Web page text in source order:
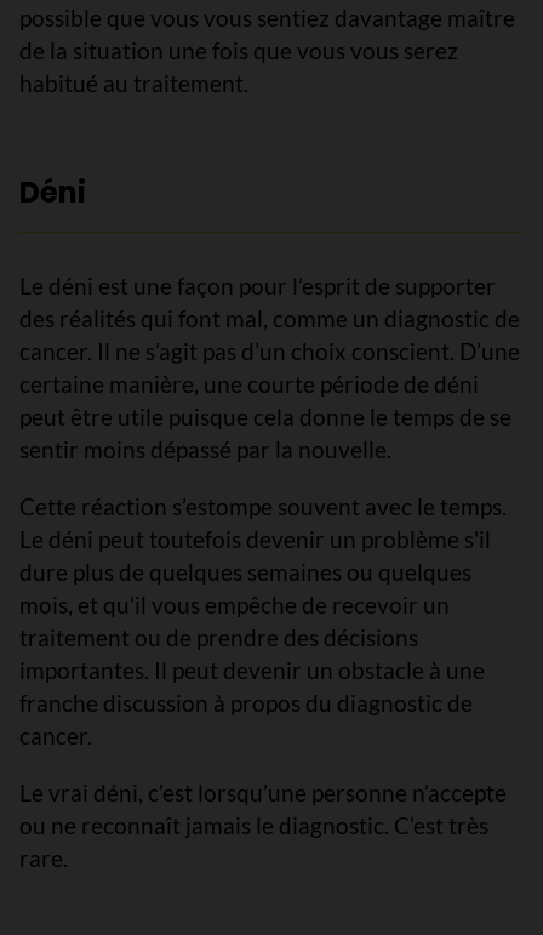
possible que vous vous sentiez davantage maître
de la situation une fois que vous vous serez
habitué au traitement.
Déni
Le déni est une façon pour l’esprit de supporter
des réalités qui font mal, comme un diagnostic de
cancer. Il ne s’agit pas d’un choix conscient. D’une
certaine manière, une courte période de déni
peut être utile puisque cela donne le temps de se
sentir moins dépassé par la nouvelle.
Cette réaction s’estompe souvent avec le temps.
Le déni peut toutefois devenir un problème s'il
dure plus de quelques semaines ou quelques
mois, et qu’il vous empêche de recevoir un
traitement ou de prendre des décisions
importantes. Il peut devenir un obstacle à une
franche discussion à propos du diagnostic de
cancer.
Le vrai déni, c’est lorsqu’une personne n’accepte
ou ne reconnaît jamais le diagnostic. C’est très
rare.